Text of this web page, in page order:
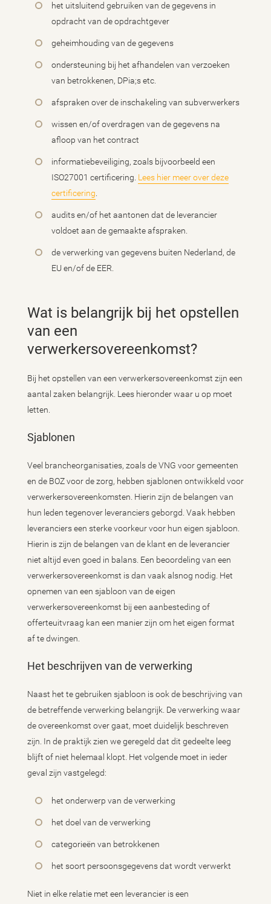
het uitsluitend gebruiken van de gegevens in
opdracht van de opdrachtgever
geheimhouding van de gegevens
ondersteuning bij het afhandelen van verzoeken
van betrokkenen, DPia;s etc.
afspraken over de inschakeling van subverwerkers
wissen en/of overdragen van de gegevens na
afloop van het contract
informatiebeveiliging, zoals bijvoorbeeld een
ISO27001 certificering. Lees hier meer over deze
certificering
audits en/of het aantonen dat de leverancier
voldoet aan de gemaakte afspraken.
de verwerking van gegevens buiten Nederland, de
EU en/of de EER.
Wat is belangrijk bij het opstellen
van een
verwerkersovereenkomst?
Bij het opstellen van een verwerkersovereenkomst zijn een
aantal zaken belangrijk. Lees hieronder waar u op moet
letten.
Sjablonen
Veel brancheorganisaties, zoals de VNG voor gemeenten
en de BOZ voor de zorg, hebben sjablonen ontwikkeld voor
verwerkersovereenkomsten. Hierin zijn de belangen van
hun leden tegenover leveranciers geborgd. Vaak hebben
leveranciers een sterke voorkeur voor hun eigen sjabloon.
Hierin is zijn de belangen van de klant en de leverancier
niet altijd even goed in balans. Een beoordeling van een
verwerkersovereenkomst is dan vaak alsnog nodig. Het
opnemen van een sjabloon van de eigen
verwerkersovereenkomst bij een aanbesteding of
offerteuitvraag kan een manier zijn om het eigen format
af te dwingen.
Het beschrijven van de verwerking
Naast het te gebruiken sjabloon is ook de beschrijving van
de betreffende verwerking belangrijk. De verwerking waar
de overeenkomst over gaat, moet duidelijk beschreven
zijn. In de praktijk zien we geregeld dat dit gedeelte leeg
blijft of niet helemaal klopt. Het volgende moet in ieder
geval zijn vastgelegd:
het onderwerp van de verwerking
het doel van de verwerking
categorieën van betrokkenen
het soort persoonsgegevens dat wordt verwerkt
Niet in elke relatie met een leverancier is een